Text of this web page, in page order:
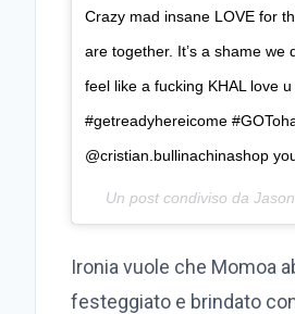
Crazy mad insane LOVE for
are together. It’s a shame we
feel like a fucking KHAL love
#getreadyhereicome
@cristian.bullinachinashop
Un post condiviso da
Ironia vuole che Momoa
festeggiato e brindato